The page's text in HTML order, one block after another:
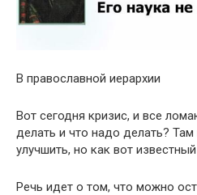
В православной иерархии
Вот сегодня кризис, и все
делать и что надо делать?
улучшить, но как вот
Речь идет о том, что можно